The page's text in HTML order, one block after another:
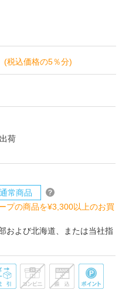
(税込価格の5％分)
荷
通常商品
プの商品を¥3,300以上のお買
および北海道、または当社指